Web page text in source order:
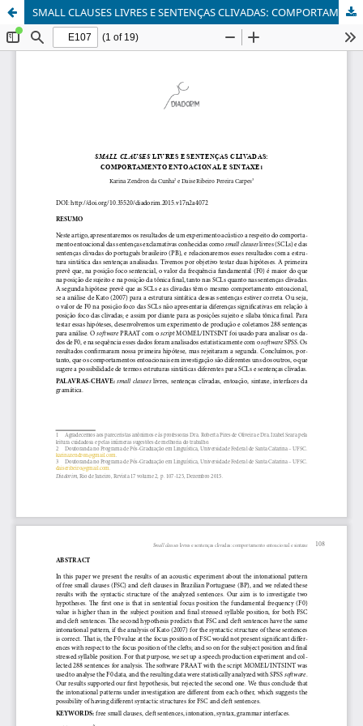
SMALL CLAUSES LIVRES E SENTENÇAS CLIVADAS: COMPORTAMENTO ENTOACIONAL E SINTAXE